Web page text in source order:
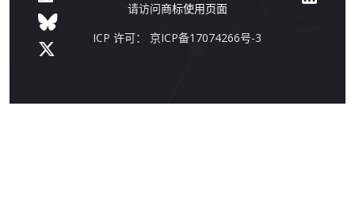
请访问商标使用页面
ICP 许可： 京ICP备17074266号-3